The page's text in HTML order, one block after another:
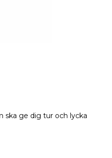
ska ge dig tur och lycka